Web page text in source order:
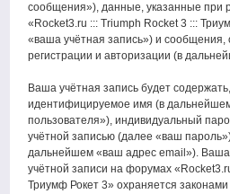
сообщения»), данные, указанные при
«Rocket3.ru ::: Triumph Rocket 3 :::
«ваша учётная запись») и сообщения,
регистрации и авторизации (в
Ваша учётная запись будет
идентифицируемое имя (в
пользователя»), индивидуальный
учётной записью (далее «ваш
дальнейшем «ваш адрес email»).
учётной записи на форумах
Триумф Рокет 3» охраняется